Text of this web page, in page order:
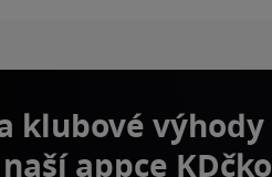
klubové výhody
appce KDčko